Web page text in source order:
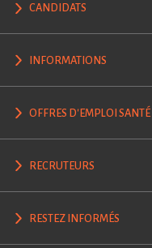
CANDIDATS
INFORMATIONS
OFFRES D'EMPLOI SANTÉ
RECRUTEURS
RESTEZ INFORMÉS